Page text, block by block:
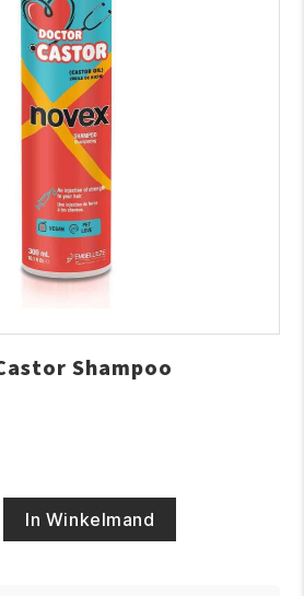
Shampoo
In Winkelmand